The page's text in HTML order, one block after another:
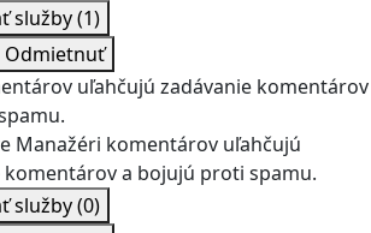
služby(1)
Odmietnuť
uľahčujú zadávanie komentárov
Manažéri komentárov uľahčujú
komentárov a bojujú proti spamu.
služby(0)